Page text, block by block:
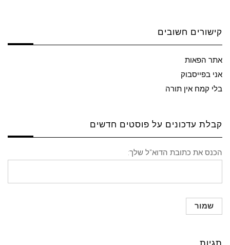
קישורים חשובים
אתר הפאות
אני בפייסבוק
בלי קמח אין תורה
קבלת עדכונים על פוסטים חדשים
הכנס את כתובת הדוא"ל שלך:
תגיות